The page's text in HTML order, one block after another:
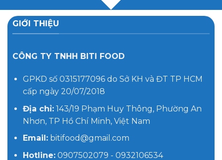
GIỚI THIỆU
CÔNG TY TNHH BITI FOOD
GPKD số 0315177096 do Sở KH và ĐT TP HCM
cấp ngày 20/07/2018
Địa chỉ:143/19 Phạm Huy Thông, Phường An
Nhơn, TP Hồ Chí Minh, Việt Nam
Email:bitifood@gmail.com
Hotline:0907502079 - 0932106534